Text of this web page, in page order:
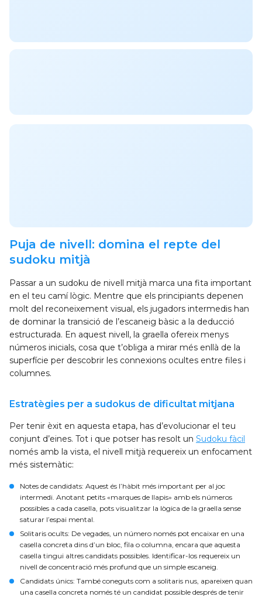
Puja de nivell: domina el repte del
sudoku mitjà
Passar a un sudoku de nivell mitjà marca una fita important
en el teu camí lògic. Mentre que els principiants depenen
molt del reconeixement visual, els jugadors intermedis han
de dominar la transició de l’escaneig bàsic a la deducció
estructurada. En aquest nivell, la graella ofereix menys
números inicials, cosa que t’obliga a mirar més enllà de la
superfície per descobrir les connexions ocultes entre files i
columnes.
Estratègies per a sudokus de dificultat mitjana
Per tenir èxit en aquesta etapa, has d’evolucionar el teu
conjunt d’eines. Tot i que potser has resolt un Sudoku fàcil
només amb la vista, el nivell mitjà requereix un enfocament
més sistemàtic:
Notes de candidats: Aquest és l’hàbit més important per al joc
intermedi. Anotant petits «marques de llapis» amb els números
possibles a cada casella, pots visualitzar la lògica de la graella sense
saturar l’espai mental.
Solitaris ocults: De vegades, un número només pot encaixar en una
casella concreta dins d’un bloc, fila o columna, encara que aquesta
casella tingui altres candidats possibles. Identificar-los requereix un
nivell de concentració més profund que un simple escaneig.
Candidats únics: També coneguts com a solitaris nus, apareixen quan
una casella concreta només té un candidat possible després de tenir